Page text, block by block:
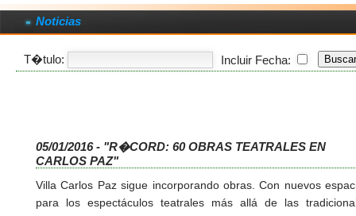
Noticias
T�tulo: Incluir Fecha:
05/01/2016 - "R�CORD: 60 OBRAS TEATRALES EN
CARLOS PAZ"
Villa Carlos Paz sigue incorporando obras. Con nuevos
para los espectáculos teatrales más allá de las